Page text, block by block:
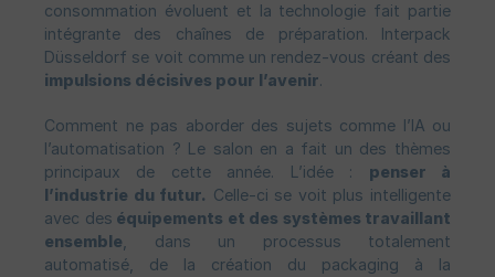
consommation évoluent et la technologie fait partie
intégrante des chaînes de préparation. Interpack
Düsseldorf se voit comme un rendez-vous créant des
impulsions décisives pour l’avenir.
Comment ne pas aborder des sujets comme l’IA ou
l’automatisation ? Le salon en a fait un des thèmes
principaux de cette année. L’idée : penser à
l’industrie du futur. Celle-ci se voit plus intelligente
avec des équipements et des systèmes travaillant
ensemble , dans un processus totalement
automatisé, de la création du packaging à la